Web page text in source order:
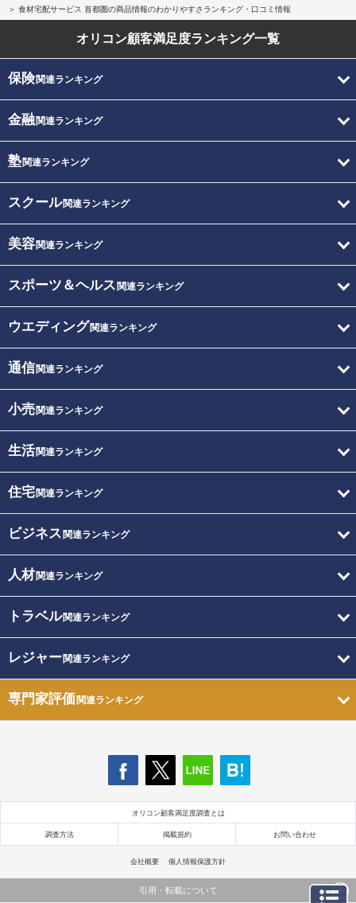
食材宅配サービス 首都圏の商品情報のわかりやすさランキング・口コミ情報
オリコン顧客満足度ランキング一覧
保険関連ランキング
金融関連ランキング
塾関連ランキング
スクール関連ランキング
美容関連ランキング
スポーツ＆ヘルス 関連ランキング
ウエディング関連ランキング
通信関連ランキング
小売関連ランキング
生活関連ランキング
住宅関連ランキング
ビジネス 関連ランキング
人材関連ランキング
トラベル関連ランキング
レジャー関連ランキング
専門家評価関連ランキング
オリコン顧客満足度調査とは
調査方法 掲載規約 お問い合わせ
会社概要 個人情報保護方針
引用・転載について